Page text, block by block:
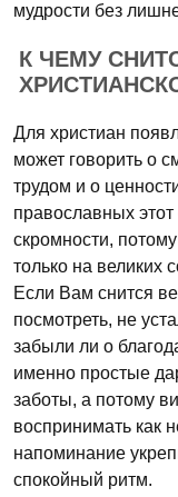
мудрости без
К ЧЕМУ
Для христиан
может говорить о
трудом и о
православных
скромности,
только на великих
Если Вам снится
посмотреть, не
забыли ли о
именно простые
заботы, а потому
воспринимать как
напоминание
спокойный ритм.